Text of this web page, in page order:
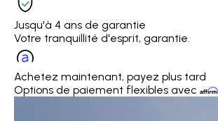
Jusqu'à 4 ans de garantie
Votre tranquillité d'esprit, garantie.
Achetez maintenant, payez plus tard
Options de paiement flexibles avec